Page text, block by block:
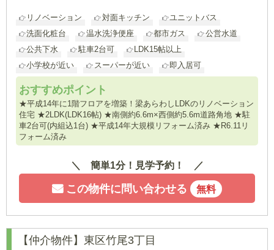
リノベーション 対面キッチン
ユニットバス
洗面化粧台
温水洗浄便座 都市ガス
公営水道
公共下水
駐車2台可
LDK15帖以上
小学校が近い
スーパーが近い 即入居可
おすすめポイント
★平成14年に1階フロアを増築！梁あらわしLDKのリノベーション
住宅 ★2LDK(LDK16帖) ★南側約6.6m×西側約5.6m道路角地 ★駐
車2台可(内組込1台) ★平成14年大規模リフォーム済み ★R6.11リ
フォーム済み
簡単1分！見学予約！
この物件に問い合わせる 無料
【仲介物件】東区竹尾3丁目